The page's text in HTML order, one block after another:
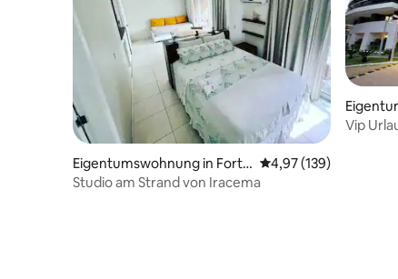
Eigentumswohnung in Fortal
eza
Durchschnittliche
4,97 (139)
Studio am Strand von Iracema
leza
Vip